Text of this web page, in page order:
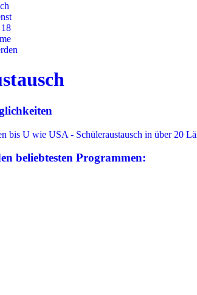
bis U wie USA - Schüleraustausch in über 20
beliebtesten Programmen: